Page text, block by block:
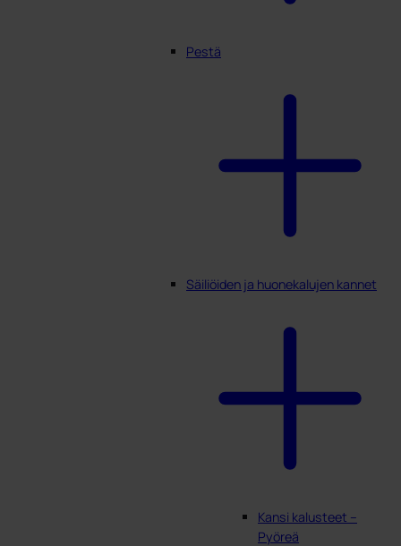
Pestä
Säiliöiden ja huonekalujen kannet
Kansi kalusteet –
Pyöreä